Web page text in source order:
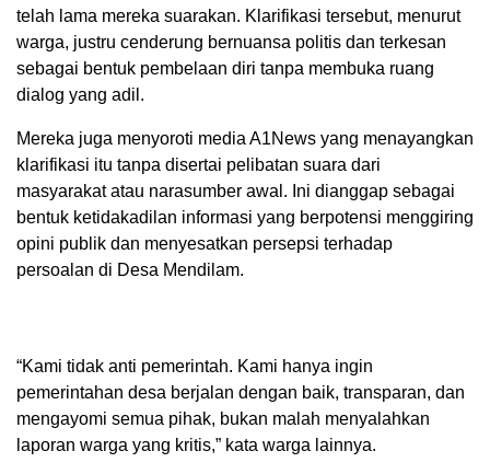
telah lama mereka suarakan. Klarifikasi tersebut, menurut
warga, justru cenderung bernuansa politis dan terkesan
sebagai bentuk pembelaan diri tanpa membuka ruang
dialog yang adil.
Mereka juga menyoroti media A1News yang menayangkan
klarifikasi itu tanpa disertai pelibatan suara dari
masyarakat atau narasumber awal. Ini dianggap sebagai
bentuk ketidakadilan informasi yang berpotensi menggiring
opini publik dan menyesatkan persepsi terhadap
persoalan di Desa Mendilam.
“Kami tidak anti pemerintah. Kami hanya ingin
pemerintahan desa berjalan dengan baik, transparan, dan
mengayomi semua pihak, bukan malah menyalahkan
laporan warga yang kritis,” kata warga lainnya.